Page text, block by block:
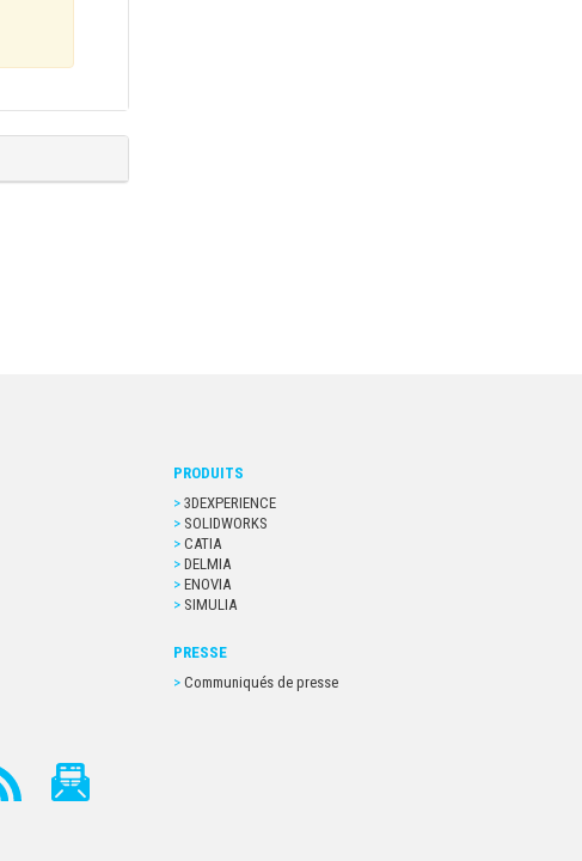
PRODUITS
3DEXPERIENCE
SOLIDWORKS
CATIA
DELMIA
ENOVIA
SIMULIA
PRESSE
Communiqués de presse